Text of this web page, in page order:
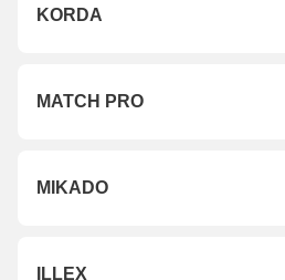
KORDA
MATCH PRO
MIKADO
ILLEX